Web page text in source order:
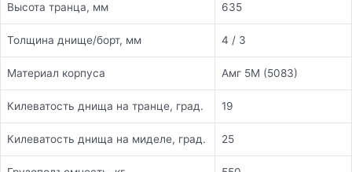
Высота транца, мм 635
Толщина днище/борт, мм 4 / 3
Материал корпуса Амг 5М (5083)
Килеватость днища на транце, град. 19
Килеватость днища на миделе, град. 25